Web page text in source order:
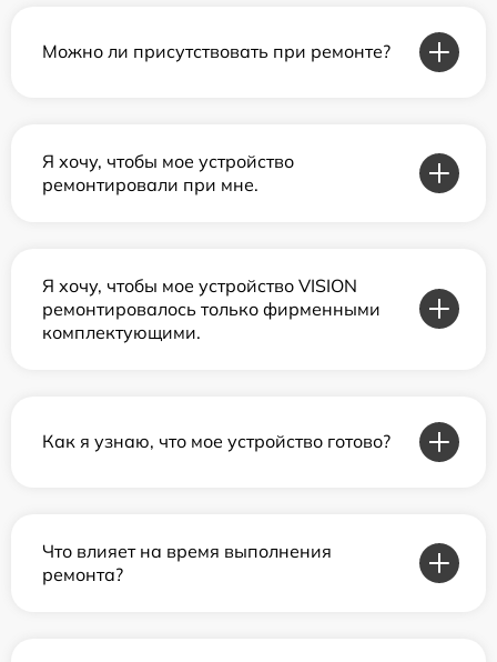
Можно ли присутствовать при ремонте?
Я хочу, чтобы мое устройство
ремонтировали при мне.
Я хочу, чтобы мое устройство VISION
ремонтировалось только фирменными
комплектующими.
Как я узнаю, что мое устройство готово?
Что влияет на время выполнения
ремонта?